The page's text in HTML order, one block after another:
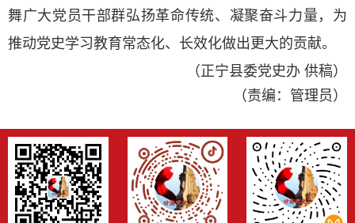
舞广大党员干部群弘扬革命传统、凝聚奋斗力量，为
推动党史学习教育常态化、长效化做出更大的贡献。
（正宁县委党史办 供稿）
（责编：管理员）